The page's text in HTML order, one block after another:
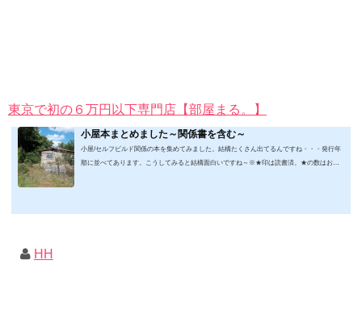
東京で初の６万円以下専門店【部屋まる。】
小屋本まとめました～関係書を含む～
小屋/セルフビルド関係の本を集めてみました。結構たくさん出てるんですね・・・発行年
順に並べてあります。こうしてみると結構面白いですね～※★印は読書済。★の数はおす
HH